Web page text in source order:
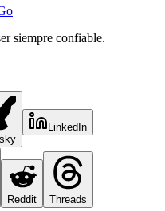
siempre confiable.
LinkedIn
Reddit Threads